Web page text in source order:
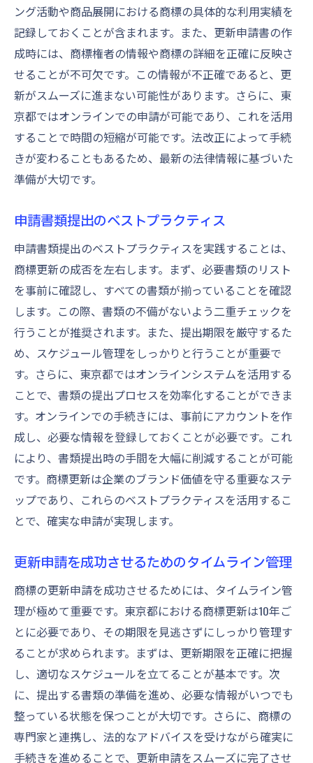
ング活動や商品展開における商標の具体的な利用実績を
記録しておくことが含まれます。また、更新申請書の作
成時には、商標権者の情報や商標の詳細を正確に反映さ
せることが不可欠です。この情報が不正確であると、更
新がスムーズに進まない可能性があります。さらに、東
京都ではオンラインでの申請が可能であり、これを活用
することで時間の短縮が可能です。法改正によって手続
きが変わることもあるため、最新の法律情報に基づいた
準備が大切です。
申請書類提出のベストプラクティス
申請書類提出のベストプラクティスを実践することは、
商標更新の成否を左右します。まず、必要書類のリスト
を事前に確認し、すべての書類が揃っていることを確認
します。この際、書類の不備がないよう二重チェックを
行うことが推奨されます。また、提出期限を厳守するた
め、スケジュール管理をしっかりと行うことが重要で
す。さらに、東京都ではオンラインシステムを活用する
ことで、書類の提出プロセスを効率化することができま
す。オンラインでの手続きには、事前にアカウントを作
成し、必要な情報を登録しておくことが必要です。これ
により、書類提出時の手間を大幅に削減することが可能
です。商標更新は企業のブランド価値を守る重要なステ
ップであり、これらのベストプラクティスを活用するこ
とで、確実な申請が実現します。
更新申請を成功させるためのタイムライン管理
商標の更新申請を成功させるためには、タイムライン管
理が極めて重要です。東京都における商標更新は10年ご
とに必要であり、その期限を見逃さずにしっかり管理す
ることが求められます。まずは、更新期限を正確に把握
し、適切なスケジュールを立てることが基本です。次
に、提出する書類の準備を進め、必要な情報がいつでも
整っている状態を保つことが大切です。さらに、商標の
専門家と連携し、法的なアドバイスを受けながら確実に
手続きを進めることで、更新申請をスムーズに完了させ